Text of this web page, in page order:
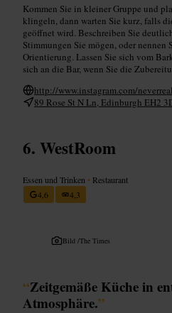
Kommen Sie in kleiner Gruppe und
klingeln, dann warten Sie kurz, falls
geöffnet wird. Beschreiben Sie
Stimmungen Sie mögen, oder
Orientierung. Lassen Sie sich vom
sich an die Bar, wenn Sie die
http://www.instagram.com/
89 Rose St N Ln, Edinburgh EH2
WestRoom
Essen und Trinken • Restaurant
4,6
4,3
Bild /The Times
“Zeitgemäße Küche in
Atmosphäre.”